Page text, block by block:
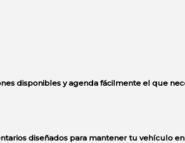
disponibles y agenda fácilmente el que
diseñados para mantener tu vehículo